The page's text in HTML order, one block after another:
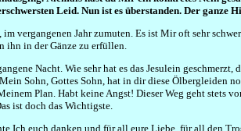
Leid. Nun ist es überstanden. Der ganze
vergangenen Jahr zumuten. Es ist Mir oft sehr
ihn in der Gänze zu erfüllen.
Nacht. Wie sehr hat es das Jesulein
Sohn, Gottes Sohn, hat in dir diese Ölbergleiden
Plan. Habt keine Angst! Dieser Weg geht
ist doch das Wichtigste.
Ich euch danken und für all eure Liebe, für all den